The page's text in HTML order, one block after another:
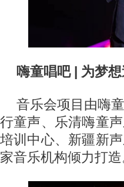
嗨童唱吧 | 为梦
音乐会项目由嗨
行童声、乐清嗨童
培训中心、新疆新
家音乐机构倾力打造